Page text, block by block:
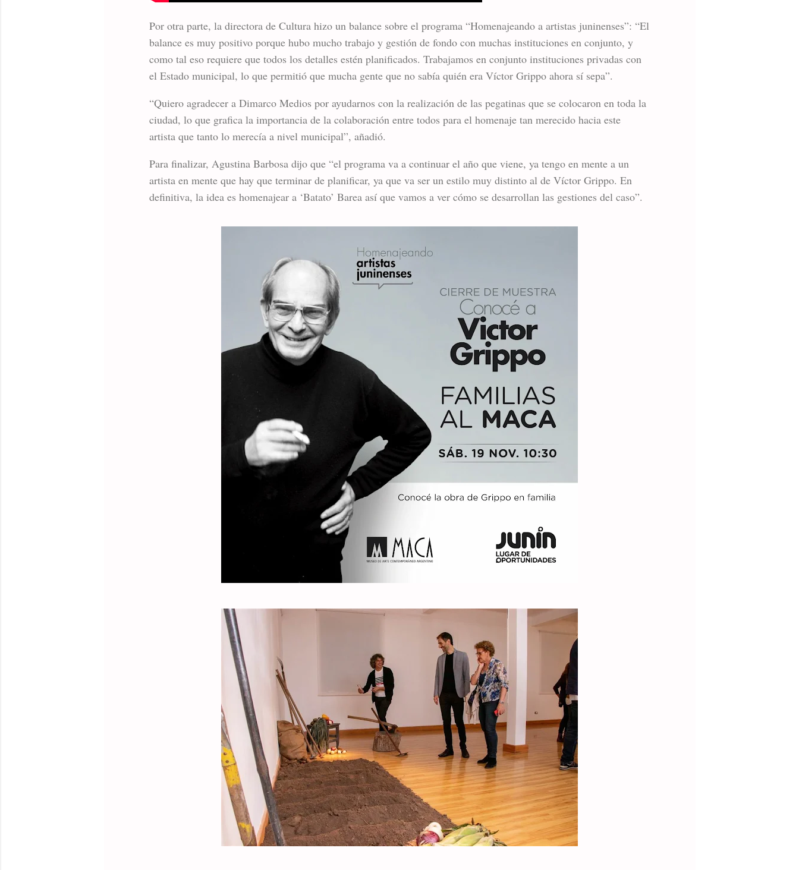
Por otra parte, la directora de Cultura hizo un balance sobre el programa “Homenajeando a artistas juninenses”: “El
balance es muy positivo porque hubo mucho trabajo y gestión de fondo con muchas instituciones en conjunto, y
como tal eso requiere que todos los detalles estén planificados. Trabajamos en conjunto instituciones privadas con
el Estado municipal, lo que permitió que mucha gente que no sabía quién era Víctor Grippo ahora sí sepa”.
“Quiero agradecer a Dimarco Medios por ayudarnos con la realización de las pegatinas que se colocaron en toda la
ciudad, lo que grafica la importancia de la colaboración entre todos para el homenaje tan merecido hacia este
artista que tanto lo merecía a nivel municipal”, añadió.
Para finalizar, Agustina Barbosa dijo que “el programa va a continuar el año que viene, ya tengo en mente a un
artista en mente que hay que terminar de planificar, ya que va ser un estilo muy distinto al de Víctor Grippo. En
definitiva, la idea es homenajear a ‘Batato’ Barea así que vamos a ver cómo se desarrollan las gestiones del caso”.